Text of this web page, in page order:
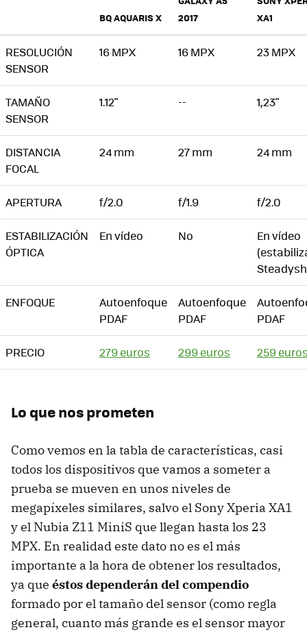
BQ AQUARIS X
2017
XA1
RESOLUCIÓN
SENSOR
16 MPX 16 MPX 23 MPX
TAMAÑO
SENSOR
1.12" -- 1,23"
DISTANCIA
FOCAL
24 mm 27 mm 24 mm
APERTURA f/2.0 f/1.9 f/2.0
ESTABILIZACIÓN
ÓPTICA
En vídeo No
En vídeo
ENFOQUE
Autoenfoque
PDAF
Autoenfoque
PDAF
PDAF
PRECIO 279 euros 299 euros 259
Lo que nos prometen
Como vemos en la tabla de características, casi
todos los dispositivos que vamos a someter a
prueba se mueven en unos niveles de
megapíxeles similares, salvo el Sony Xperia XA1
y el Nubia Z11 MiniS que llegan hasta los 23
MPX. En realidad este dato no es el más
importante a la hora de obtener los resultados,
ya que éstos dependerán del compendio
formado por el tamaño del sensor (como regla
general, cuanto más grande es el sensor mayor